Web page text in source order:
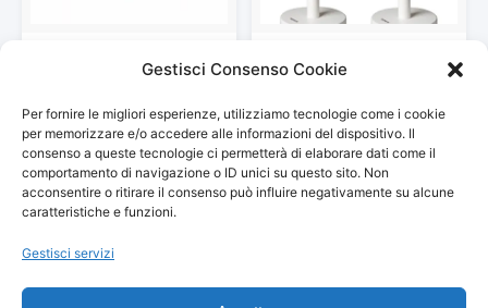
Gestisci Consenso Cookie
Per fornire le migliori esperienze, utilizziamo tecnologie come i cookie
per memorizzare e/o accedere alle informazioni del dispositivo. Il
consenso a queste tecnologie ci permetterà di elaborare dati come il
comportamento di navigazione o ID unici su questo sito. Non
acconsentire o ritirare il consenso può influire negativamente su alcune
caratteristiche e funzioni.
Gestisci servizi
moderna per quadri…
Vedi storico
Lampada da comodino con…
Vedi storico
© 2026Arredamento Vintage, Retrò